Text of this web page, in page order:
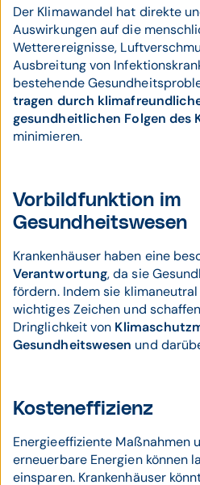
Der Klimawandel hat direkte
Auswirkungen auf die
Wetterereignisse,
Ausbreitung von
bestehende
tragen durch
gesundheitlichen Folgen des
minimieren.
Vorbildfunktion im
Gesundheitswesen
Krankenhäuser haben eine
Verantwortung, da sie
fördern. Indem sie
wichtiges Zeichen und
Dringlichkeit von
Gesundheitswesen und
Kosteneffizienz
Energieeffiziente Maßnahmen
erneuerbare Energien können
einsparen. Krankenhäuser